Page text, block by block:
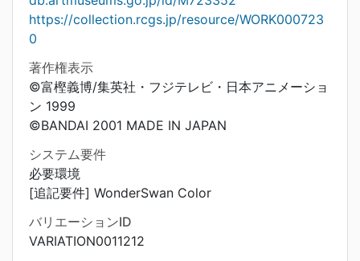
https://collection.rcgs.jp/resource/WORK000723
0
著作権表示
©富樫義博/集英社・フジテレビ・日本アニメーショ
ン 1999
©BANDAI 2001 MADE IN JAPAN
システム要件
必要環境
[追記要件] WonderSwan Color
バリエーションID
VARIATION0011212